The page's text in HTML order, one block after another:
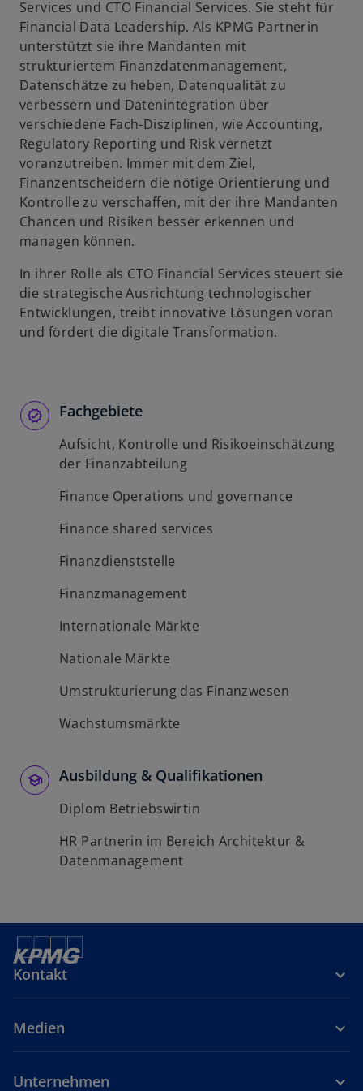
Services und CTO Financial Services. Sie steht für
Financial Data Leadership. Als KPMG Partnerin
unterstützt sie ihre Mandanten mit
strukturiertem Finanzdatenmanagement,
Datenschätze zu heben, Datenqualität zu
verbessern und Datenintegration über
verschiedene Fach-Disziplinen, wie Accounting,
Regulatory Reporting und Risk vernetzt
voranzutreiben. Immer mit dem Ziel,
Finanzentscheidern die nötige Orientierung und
Kontrolle zu verschaffen, mit der ihre Mandanten
Chancen und Risiken besser erkennen und
managen können.
In ihrer Rolle als CTO Financial Services steuert sie
die strategische Ausrichtung technologischer
Entwicklungen, treibt innovative Lösungen voran
und fördert die digitale Transformation.
Fachgebiete
Aufsicht, Kontrolle und Risikoeinschätzung
der Finanzabteilung
Finance Operations und governance
Finance shared services
Finanzdienststelle
Finanzmanagement
Internationale Märkte
Nationale Märkte
Umstrukturierung das Finanzwesen
Wachstumsmärkte
Ausbildung & Qualifikationen
Diplom Betriebswirtin
HR Partnerin im Bereich Architektur &
Datenmanagement
Kontakt
Medien
Unternehmen